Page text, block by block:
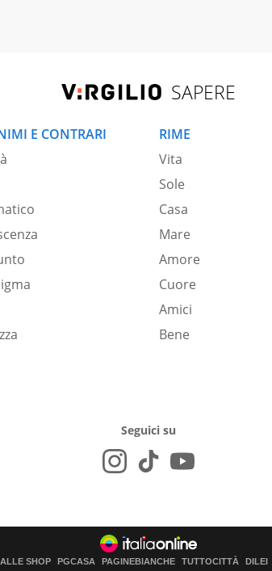
SAPERE
E CONTRARI
RIME
Vita
Sole
Casa
Mare
Amore
Cuore
Amici
Bene
Seguici su
SHOP PGCASA PAGINEBIANCHE TUTTOCITTÀ DILEI